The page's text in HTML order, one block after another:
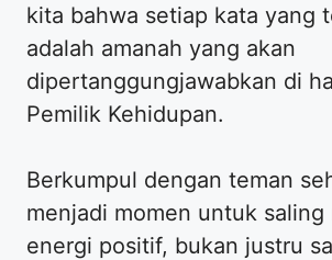
kita bahwa setiap kata yang
adalah amanah yang akan
dipertanggungjawabkan di
Pemilik Kehidupan.
​Berkumpul dengan teman
menjadi momen untuk saling
energi positif, bukan justru